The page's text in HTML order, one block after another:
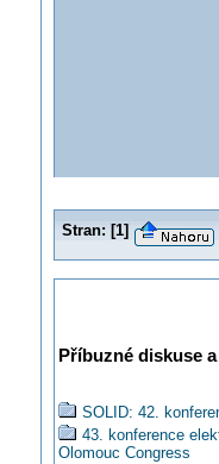
Stran: [1]
Příbuzné diskuse
SOLID: 42.
43. konference
Olomouc Congress